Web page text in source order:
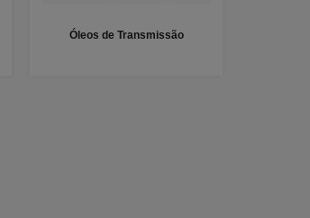
Óleos de Transmissão